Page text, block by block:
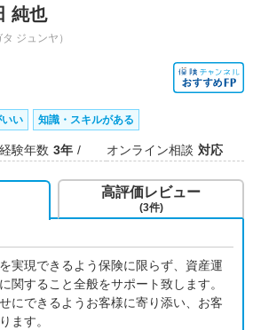
純也
タ ジュンヤ）
い 知識・スキルがある
経験年数 3年 オンライン相談 対応
実現できるよう保険に限らず、資産運
関すること全般をサポート致します。
にできるようお客様に寄り添い、お客
ます。
高評価レビュー
(3件)